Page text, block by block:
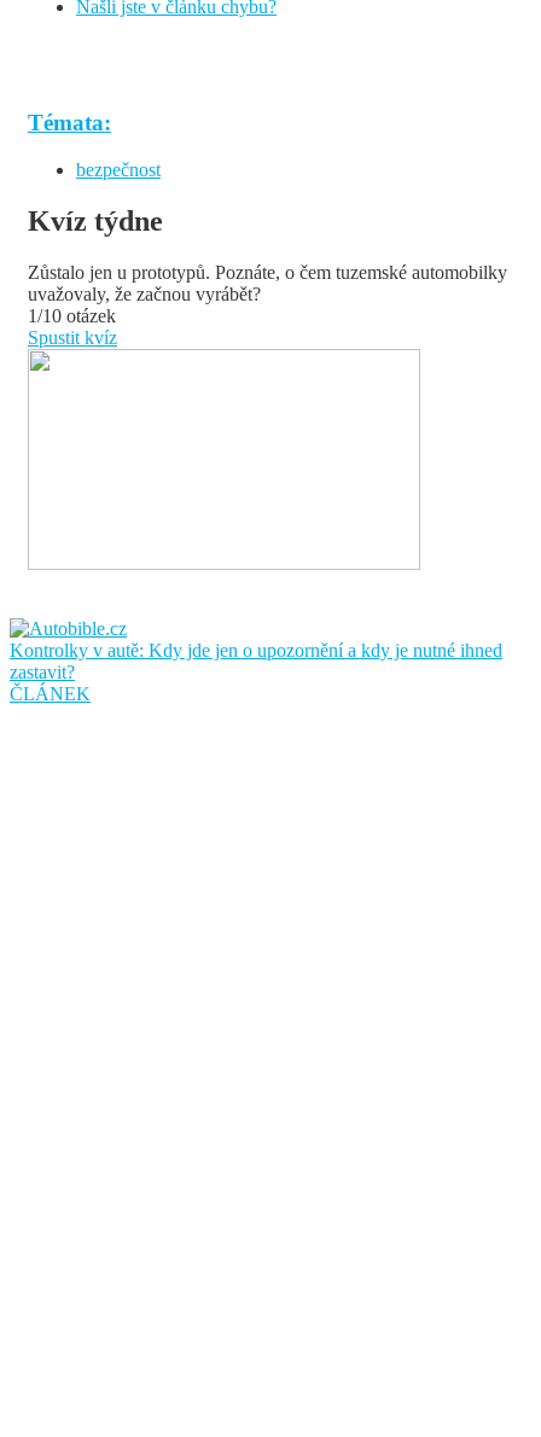
Našli jste v článku chybu?
Témata:
bezpečnost
Kvíz týdne
Zůstalo jen u prototypů. Poznáte, o čem tuzemské automobilky
uvažovaly, že začnou vyrábět?
1/10 otázek
Spustit kvíz
Kontrolky v autě: Kdy jde jen o upozornění a kdy je nutné ihned
zastavit?
ČLÁNEK